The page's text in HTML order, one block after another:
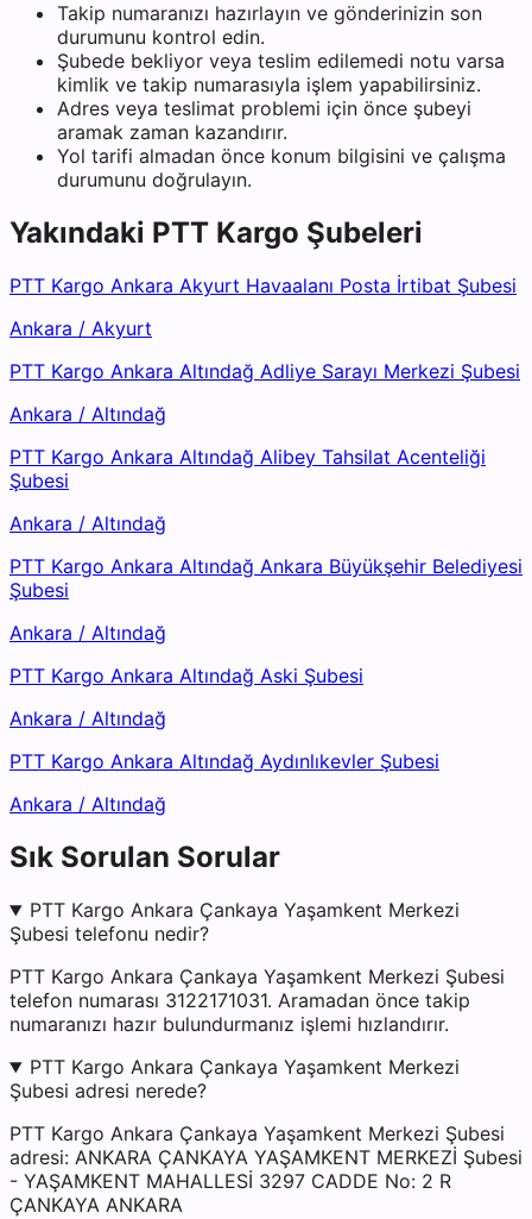
Takip numaranızı hazırlayın ve gönderinizin son
durumunu kontrol edin.
Şubede bekliyor veya teslim edilemedi notu varsa
kimlik ve takip numarasıyla işlem yapabilirsiniz.
Adres veya teslimat problemi için önce şubeyi
aramak zaman kazandırır.
Yol tarifi almadan önce konum bilgisini ve çalışma
durumunu doğrulayın.
Yakındaki PTT Kargo Şubeleri
PTT Kargo Ankara Akyurt Havaalanı Posta İrtibat Şubesi
Ankara / Akyurt
PTT Kargo Ankara Altındağ Adliye Sarayı Merkezi Şubesi
Ankara / Altındağ
PTT Kargo Ankara Altındağ Alibey Tahsilat Acenteliği
Şubesi
Ankara / Altındağ
PTT Kargo Ankara Altındağ Ankara Büyükşehir Belediyesi
Şubesi
Ankara / Altındağ
PTT Kargo Ankara Altındağ Aski Şubesi
Ankara / Altındağ
PTT Kargo Ankara Altındağ Aydınlıkevler Şubesi
Ankara / Altındağ
Sık Sorulan Sorular
PTT Kargo Ankara Çankaya Yaşamkent Merkezi
Şubesi telefonu nedir?
PTT Kargo Ankara Çankaya Yaşamkent Merkezi Şubesi
telefon numarası 3122171031. Aramadan önce takip
numaranızı hazır bulundurmanız işlemi hızlandırır.
PTT Kargo Ankara Çankaya Yaşamkent Merkezi
Şubesi adresi nerede?
PTT Kargo Ankara Çankaya Yaşamkent Merkezi Şubesi
adresi: ANKARA ÇANKAYA YAŞAMKENT MERKEZİ Şubesi
- YAŞAMKENT MAHALLESİ 3297 CADDE No: 2 R
ÇANKAYA ANKARA